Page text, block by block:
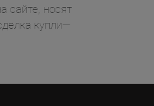
носят
купли—